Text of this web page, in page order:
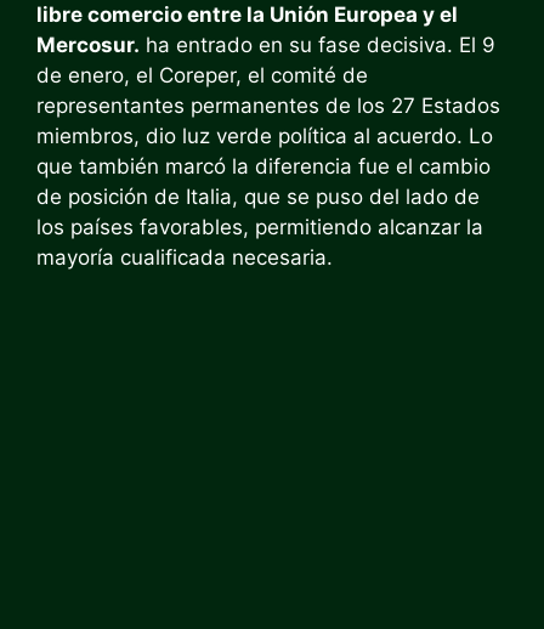
libre comercio entre la Unión Europea y el
Mercosur. ha entrado en su fase decisiva. El 9
de enero, el Coreper, el comité de
representantes permanentes de los 27 Estados
miembros, dio luz verde política al acuerdo. Lo
que también marcó la diferencia fue el cambio
de posición de Italia, que se puso del lado de
los países favorables, permitiendo alcanzar la
mayoría cualificada necesaria.